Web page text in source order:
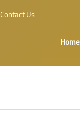
Contact Us
Home